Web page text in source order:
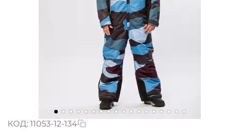
КОД: 11053-12-134